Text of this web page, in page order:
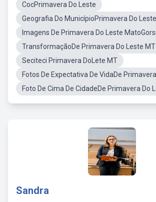
CocPrimavera Do Leste
Geografia Do MunicípioPrimavera Do Leste
Imagens De Primavera Do Leste
TransformaçãoDe Primavera Do Leste MT
Seciteci Primavera DoLete MT
Fotos De Expectativa De VidaDe
Foto De Cima De CidadeDe Primavera Do
Sandra